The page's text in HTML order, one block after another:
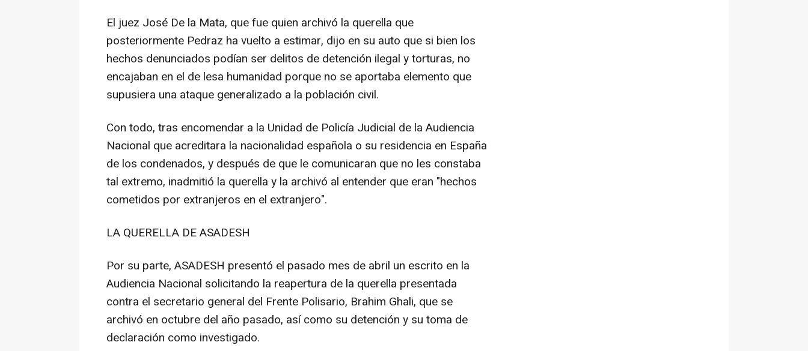
El juez José De la Mata, que fue quien archivó la querella que
posteriormente Pedraz ha vuelto a estimar, dijo en su auto que si bien los
hechos denunciados podían ser delitos de detención ilegal y torturas, no
encajaban en el de lesa humanidad porque no se aportaba elemento que
supusiera una ataque generalizado a la población civil.
Con todo, tras encomendar a la Unidad de Policía Judicial de la Audiencia
Nacional que acreditara la nacionalidad española o su residencia en España
de los condenados, y después de que le comunicaran que no les constaba
tal extremo, inadmitió la querella y la archivó al entender que eran "hechos
cometidos por extranjeros en el extranjero".
LA QUERELLA DE ASADESH
Por su parte, ASADESH presentó el pasado mes de abril un escrito en la
Audiencia Nacional solicitando la reapertura de la querella presentada
contra el secretario general del Frente Polisario, Brahim Ghali, que se
archivó en octubre del año pasado, así como su detención y su toma de
declaración como investigado.